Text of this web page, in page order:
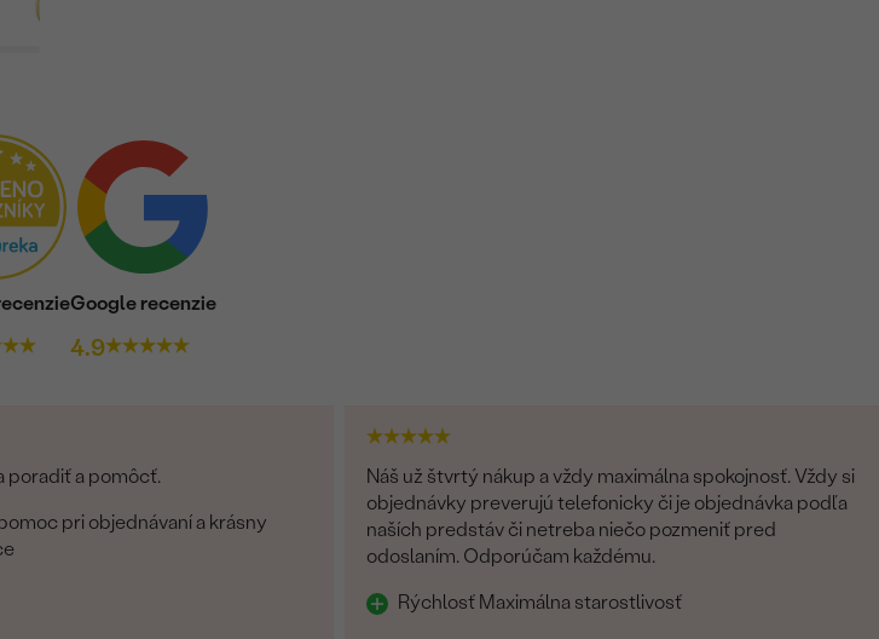
Google recenzie
4.9
poradiť a pomôcť.
pri objednávaní a krásny
Náš už štvrtý nákup a vždy maximálna spokojnosť. Vždy si
objednávky preverujú telefonicky či je objednávka podľa
naších predstáv či netreba niečo pozmeniť pred
odoslaním. Odporúčam každému.
Rýchlosť Maximálna starostlivosť